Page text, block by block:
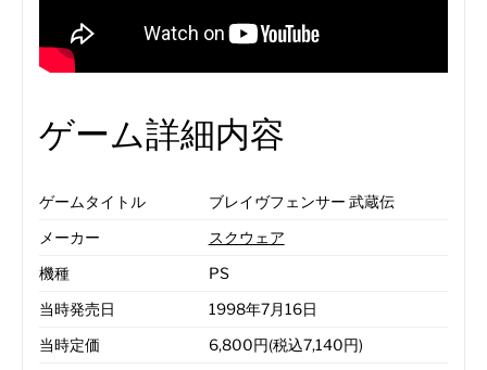
ゲーム詳細内容
ゲームタイトル
ブレイヴフェンサー 武蔵伝
メーカー
スクウェア
機種
PS
当時発売日
1998年7月16日
当時定価
6,800円(税込7,140円)